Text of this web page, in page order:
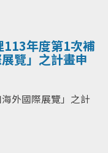
年度第1次補
覽」之計畫申
外國際展覽」之計